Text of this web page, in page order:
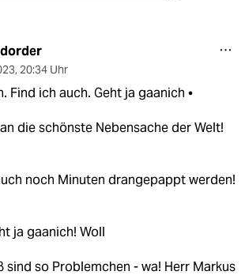
, 20:34 Uhr
Find ich auch. Geht ja gaanich •
die schönste Nebensache der Welt!
noch Minuten drangepappt werden!
ja gaanich! Woll
sind so Problemchen - wa! Herr Markus